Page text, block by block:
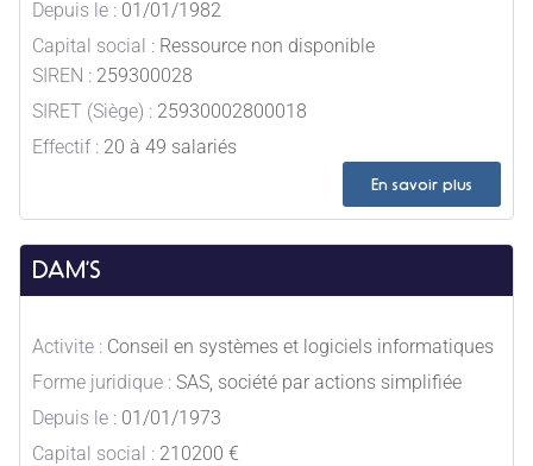
Depuis le : 01/01/1982
Capital social : Ressource non disponible
SIREN : 259300028
SIRET (Siège) : 25930002800018
Effectif : 20 à 49 salariés
En savoir plus
DAM’S
Activite : Conseil en systèmes et logiciels informatiques
Forme juridique : SAS, société par actions simplifiée
Depuis le : 01/01/1973
Capital social : 210200 €